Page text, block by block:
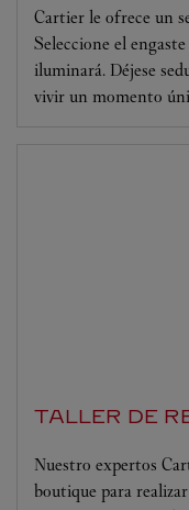
Cartier le ofrece un
Seleccione el
iluminará. Déjese
vivir un momento
TALLER DE
Nuestro expertos
boutique para